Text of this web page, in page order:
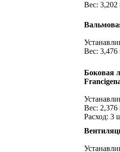
Вес: 3,202
Вес: 3,476
Боковая
Вес: 2,376
Расход: 3